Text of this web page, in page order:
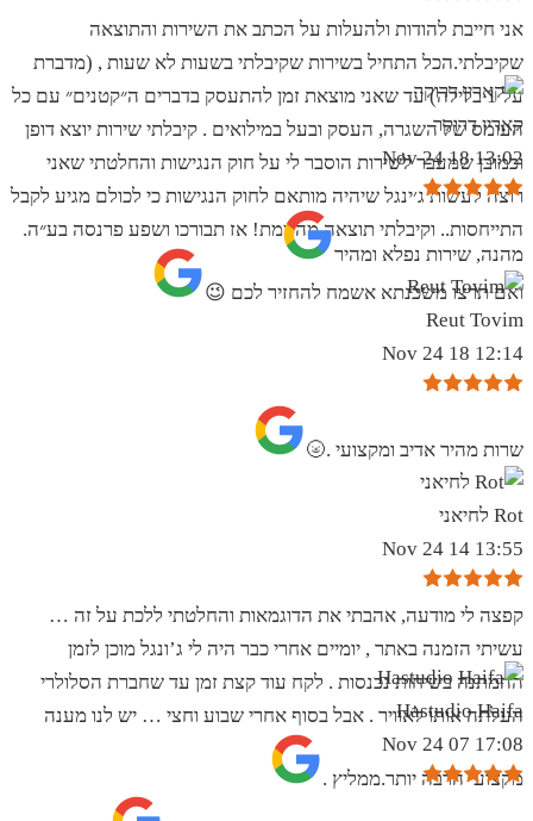
אני חייבת להודות ולהעלות על הכתב את השירות והתוצאה
שקיבלתי.הכל התחיל בשירות שקיבלתי בשעות לא שעות , (מדברת
על 1 בלילה) עד שאני מוצאת זמן להתעסק בדברים ה״קטנים״ עם כל
העומס של השגרה, העסק ובעל במילואים . קיבלתי שירות יוצא דופן
וכמובן שמעבר לשירות הוסבר לי על חוק הנגישות והחלטתי שאני
רוצה לעשות ג׳ינגל שיהיה מותאם לחוק הנגישות כי לכולם מגיע לקבל
התייחסות.. וקיבלתי תוצאה מהממת! אז תבורכו ושפע פרנסה בע״ה.
ואם תרצו משכנתא אשמח להחזיר לכם 😉
קארין דרוקר
13:02 18 Nov 24
מהנה, שירות נפלא ומהיר
Reut Tovim
12:14 18 Nov 24
שרות מהיר אדיב ומקצועי .🌝
Rot לחיאני
13:55 14 Nov 24
קפצה לי מודעה, אהבתי את הדוגמאות והחלטתי ללכת על זה …
עשיתי הזמנה באתר , יומיים אחרי כבר היה לי ג’ונגל מוכן לזמן
ההמתנה בשיחות נכנסות . לקח עוד קצת זמן עד שחברת הסלולרי
העלתה אותו לאוויר . אבל בסוף אחרי שבוע וחצי … יש לנו מענה
מקצועי הרבה יותר.ממליץ .
Hastudio Haifa
17:08 07 Nov 24